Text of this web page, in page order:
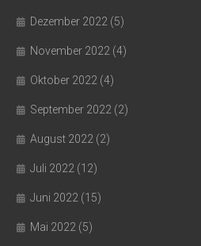
Dezember 2022 (5)
November 2022 (4)
Oktober 2022 (4)
September 2022 (2)
August 2022 (2)
Juli 2022 (12)
Juni 2022 (15)
Mai 2022 (5)